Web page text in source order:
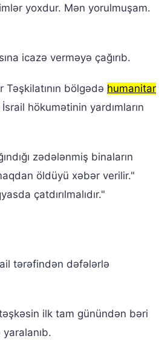
yoxdur. Mən yorulmuşam.
icazə verməyə çağırıb.
bölgədə humanitar
hökumətinin yardımların
zədələnmiş binaların
öldüyü xəbər verilir."
çatdırılmalıdır."
tərəfindən dəfələrlə
ilk tam günündən bəri